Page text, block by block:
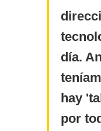
día.
hay
por